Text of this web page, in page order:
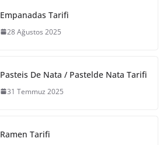
Empanadas Tarifi
28 Ağustos 2025
Pasteis De Nata / Pastelde Nata Tarifi
31 Temmuz 2025
Ramen Tarifi